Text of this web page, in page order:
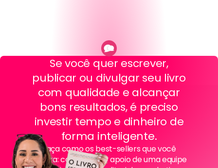
Se você quer escrever,
publicar ou divulgar seu livro
com qualidade e alcançar
bons resultados, é preciso
investir tempo e dinheiro de
forma inteligente.
Faça como os best-sellers que você
admira: conte com o apoio de uma equipe